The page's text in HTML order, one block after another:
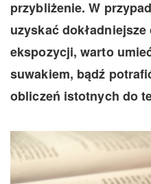
przybliżenie. W
uzyskać
ekspozycji, warto
suwakiem, bądź
obliczeń istotnych do